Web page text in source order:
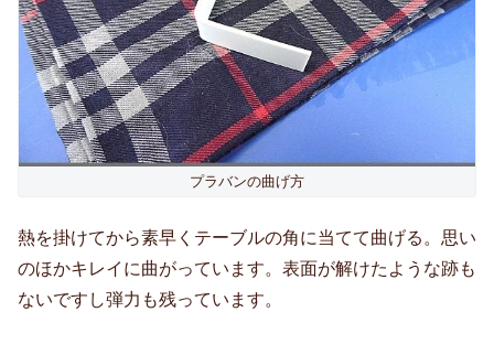
プラバンの曲げ方
熱を掛けてから素早くテーブルの角に当てて曲げる。思い
のほかキレイに曲がっています。表面が解けたような跡も
ないですし弾力も残っています。